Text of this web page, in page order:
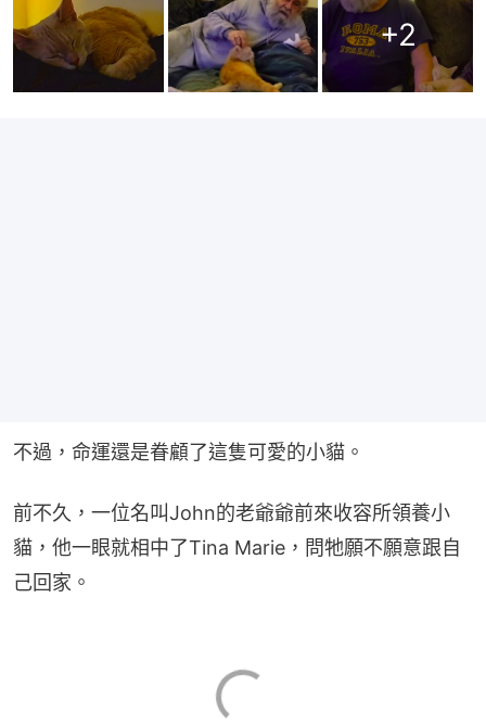
+2
不過，命運還是眷顧了這隻可愛的小貓。
前不久，一位名叫John的老爺爺前來收容所領養小
貓，他一眼就相中了Tina Marie，問牠願不願意跟自
己回家。